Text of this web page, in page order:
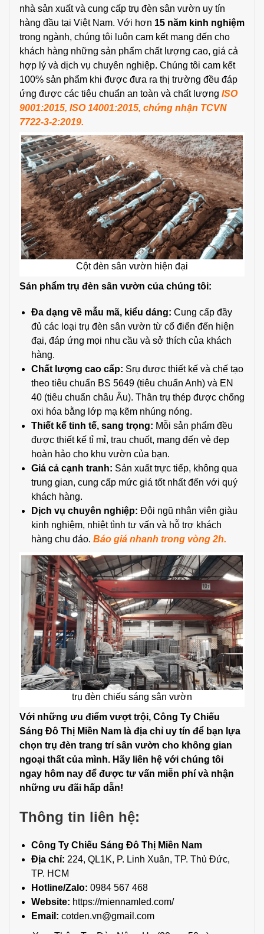
nhà sản xuất và cung cấp trụ đèn sân vườn uy tín
hàng đầu tại Việt Nam. Với hơn 15 năm kinh nghiệm
trong ngành, chúng tôi luôn cam kết mang đến cho
khách hàng những sản phẩm chất lượng cao, giá cả
hợp lý và dịch vụ chuyên nghiệp. Chúng tôi cam kết
100% sản phẩm khi được đưa ra thị trường đều đáp
ứng được các tiêu chuẩn an toàn và chất lượng ISO
9001:2015, ISO 14001:2015, chứng nhận TCVN
7722-3-2:2019.
Cột đèn sân vườn hiện đại
Sản phẩm trụ đèn sân vườn của chúng tôi:
Đa dạng về mẫu mã, kiểu dáng: Cung cấp đầy
đủ các loại trụ đèn sân vườn từ cổ điển đến hiện
đại, đáp ứng mọi nhu cầu và sở thích của khách
hàng.
Chất lượng cao cấp: Srụ được thiết kế và chế tạo
theo tiêu chuẩn BS 5649 (tiêu chuẩn Anh) và EN
40 (tiêu chuẩn châu Âu). Thân trụ thép được chống
oxi hóa bằng lớp mạ kẽm nhúng nóng.
Thiết kế tinh tế, sang trọng: Mỗi sản phẩm đều
được thiết kế tỉ mỉ, trau chuốt, mang đến vẻ đẹp
hoàn hảo cho khu vườn của bạn.
Giá cả cạnh tranh: Sản xuất trực tiếp, không qua
trung gian, cung cấp mức giá tốt nhất đến với quý
khách hàng.
Dịch vụ chuyên nghiệp: Đội ngũ nhân viên giàu
kinh nghiệm, nhiệt tình tư vấn và hỗ trợ khách
hàng chu đáo. Báo giá nhanh trong vòng 2h.
trụ đèn chiếu sáng sân vườn
Với những ưu điểm vượt trội, Công Ty Chiếu
Sáng Đô Thị Miền Nam là địa chỉ uy tín để bạn lựa
chọn trụ đèn trang trí sân vườn cho không gian
ngoại thất của mình. Hãy liên hệ với chúng tôi
ngay hôm nay để được tư vấn miễn phí và nhận
những ưu đãi hấp dẫn!
Thông tin liên hệ:
Công Ty Chiếu Sáng Đô Thị Miền Nam
Địa chỉ: 224, QL1K, P. Linh Xuân, TP. Thủ Đức,
TP. HCM
Hotline/Zalo: 0984 567 468
Website: https://miennamled.com/
Email: cotden.vn@gmail.com